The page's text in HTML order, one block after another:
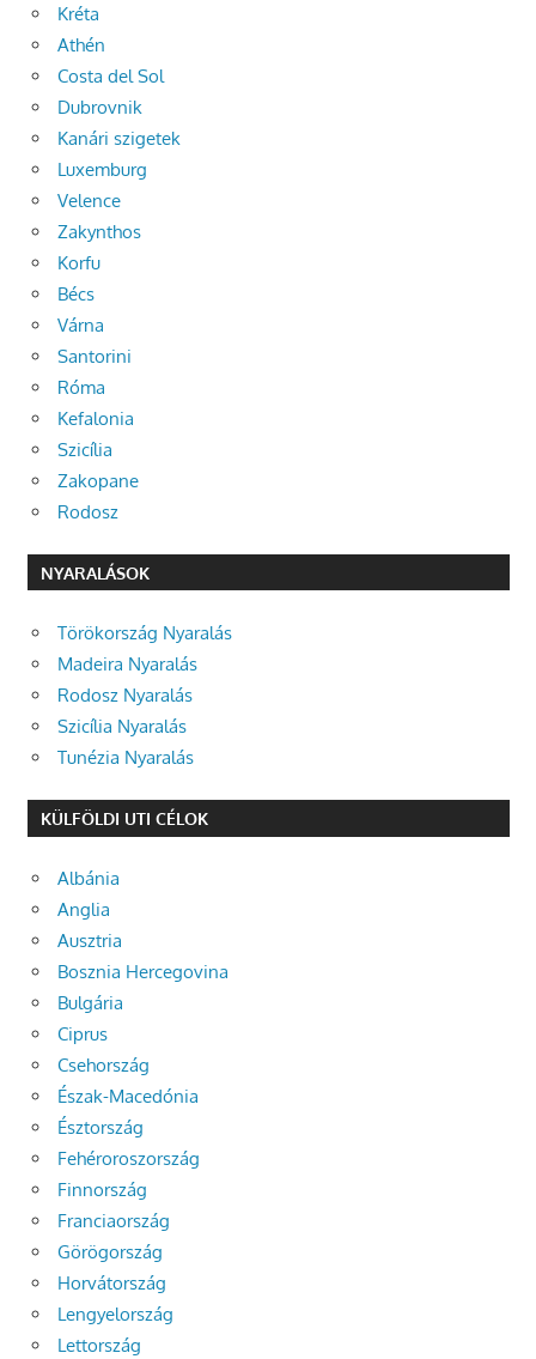
Kréta
Athén
Costa del Sol
Dubrovnik
Kanári szigetek
Luxemburg
Velence
Zakynthos
Korfu
Bécs
Várna
Santorini
Róma
Kefalonia
Szicília
Zakopane
Rodosz
NYARALÁSOK
Törökország Nyaralás
Madeira Nyaralás
Rodosz Nyaralás
Szicília Nyaralás
Tunézia Nyaralás
KÜLFÖLDI UTI CÉLOK
Albánia
Anglia
Ausztria
Bosznia Hercegovina
Bulgária
Ciprus
Csehország
Észak-Macedónia
Észtország
Fehéroroszország
Finnország
Franciaország
Görögország
Horvátország
Lengyelország
Lettország